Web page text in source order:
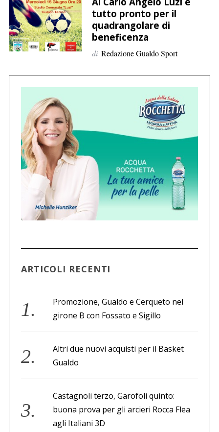
e
r
:
tutto pronto per il
quadrangolare di
beneficenza
di Redazione Gualdo Sport
ARTICOLI RECENTI
Promozione, Gualdo e Cerqueto nel
girone B con Fossato e Sigillo
Altri due nuovi acquisti per il Basket
Gualdo
Castagnoli terzo, Garofoli quinto:
buona prova per gli arcieri Rocca Flea
agli Italiani 3D
C
e
r
p
r